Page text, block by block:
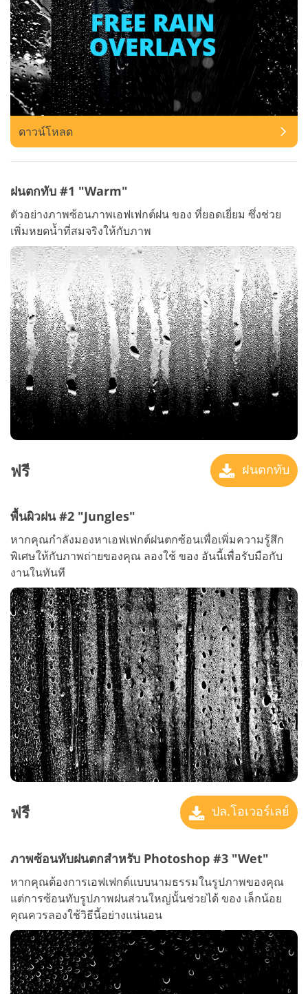
ดาวน์โหลด
ฝนตกทับ #1 "Warm"
ตัวอย่างภาพซ้อนภาพเอฟเฟกต์ฝน ของ ที่ยอดเยี่ยม ซึ่งช่วย
เพิ่มหยดน้ำที่สมจริงให้กับภาพ
ฟรี ฝนตกทับ
พื้นผิวฝน #2 "Jungles"
หากคุณกำลังมองหาเอฟเฟกต์ฝนตกซ้อนเพื่อเพิ่มความรู้สึก
พิเศษให้กับภาพถ่ายของคุณ ลองใช้ ของ อันนี้เพื่อรับมือกับ
งานในทันที
ฟรี ปล.โอเวอร์เลย์
ภาพซ้อนทับฝนตกสำหรับ Photoshop #3 "Wet"
หากคุณต้องการเอฟเฟกต์แบบนามธรรมในรูปภาพของคุณ
แต่การซ้อนทับรูปภาพฝนส่วนใหญ่นั้นช่วยได้ ของ เล็กน้อย
คุณควรลองใช้วิธีนี้อย่างแน่นอน